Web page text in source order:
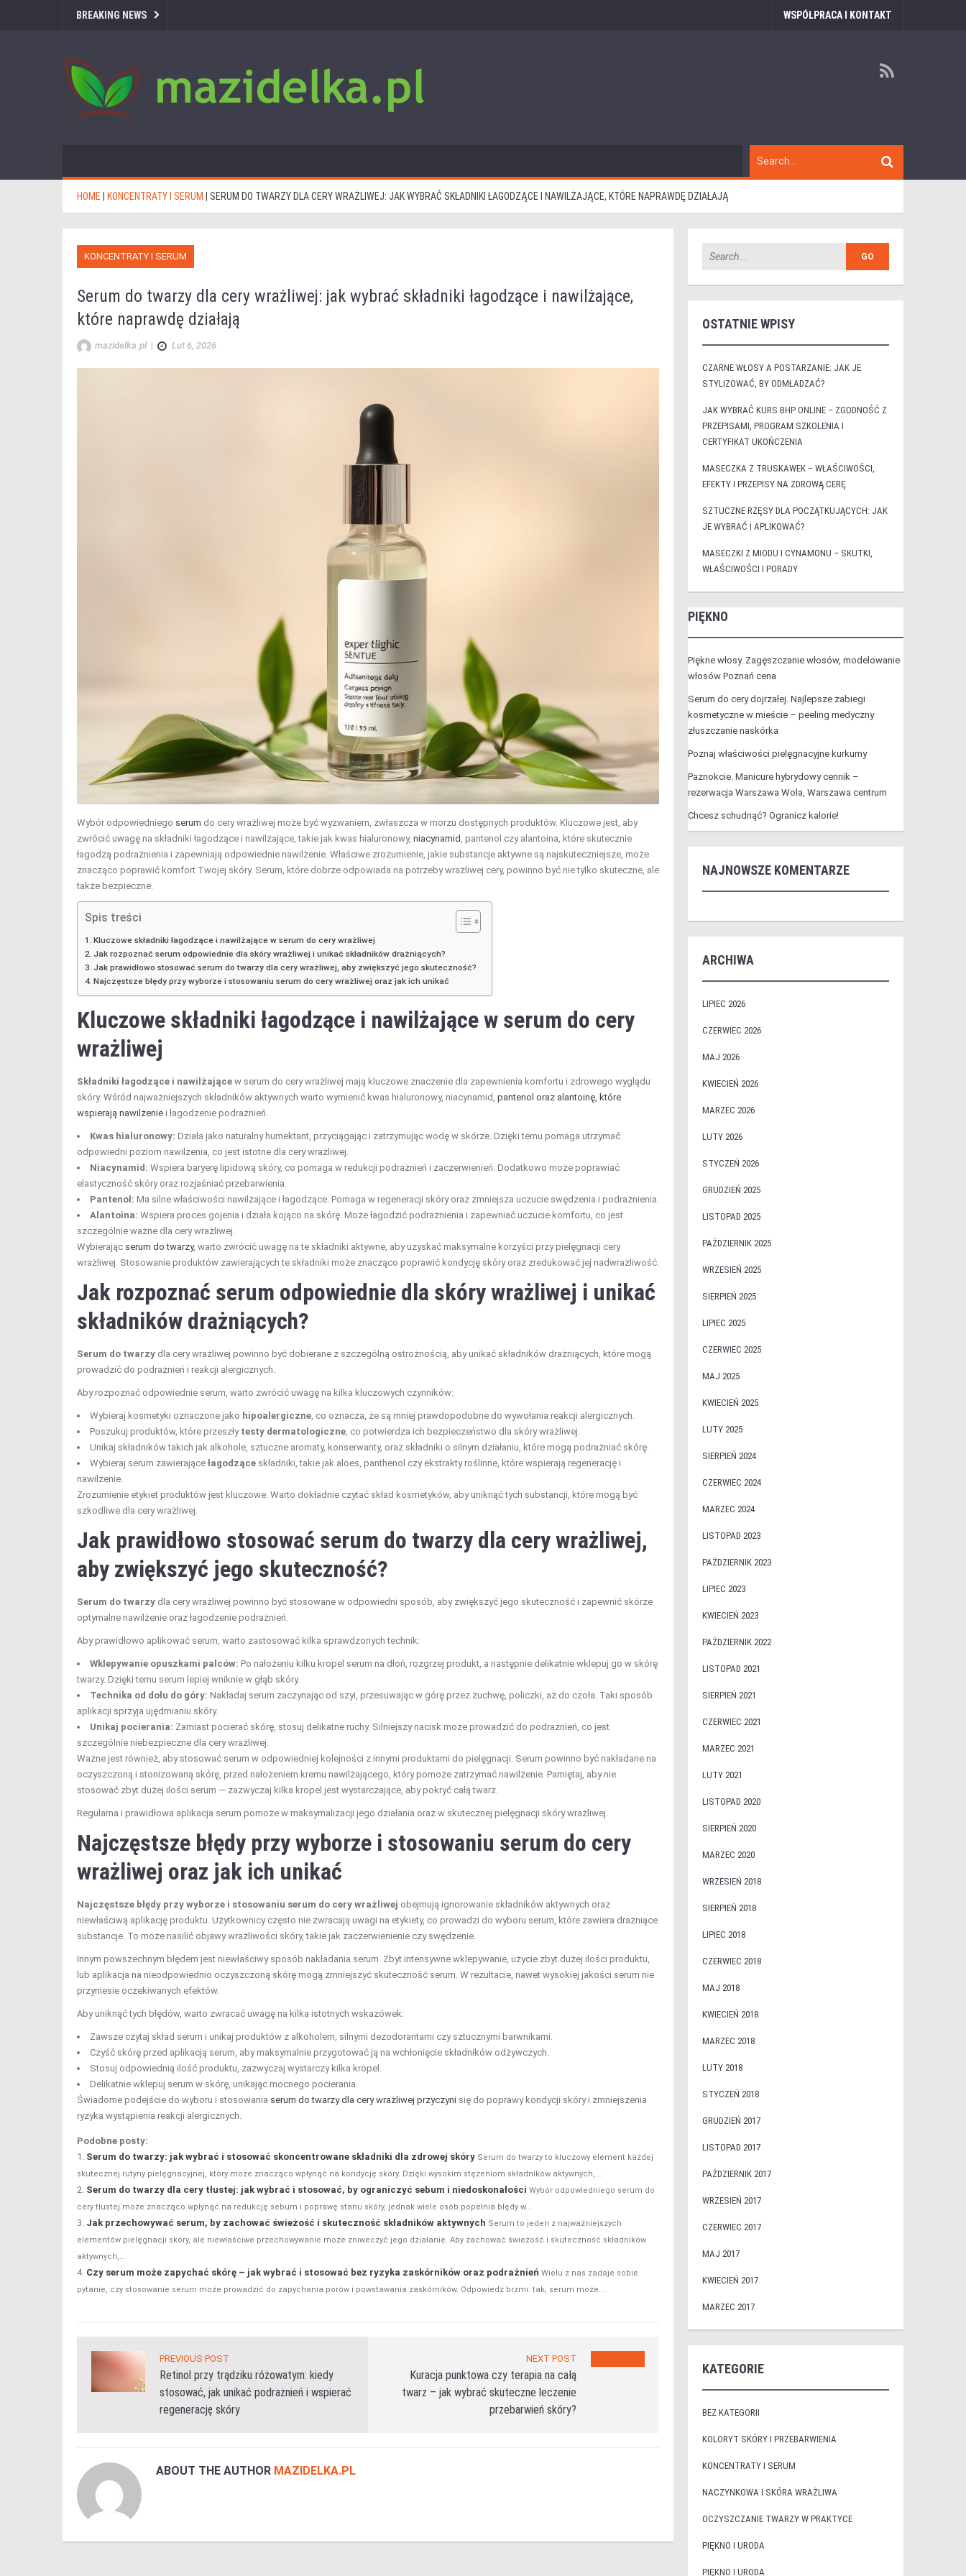
BREAKING NEWS WSPÓŁPRACA I KONTAKT
HOME KONCENTRATY I SERUM SERUM DO TWARZY DLA CERY WRAŻLIWEJ: JAK WYBRAĆ SKŁADNIKI ŁAGODZĄCE I NAWILŻAJĄCE, KTÓRE NAPRAWDĘ DZIAŁAJĄ
KONCENTRATY I SERUM
Serum do twarzy dla cery wrażliwej: jak wybrać składniki łagodzące i nawilżające,
które naprawdę działają
mazidelka.pl | Lut 6, 2026
Wybór odpowiedniego serum do cery wrażliwej może być wyzwaniem, zwłaszcza w morzu dostępnych produktów. Kluczowe jest, aby
zwrócić uwagę na składniki łagodzące i nawilżające, takie jak kwas hialuronowy, niacynamid, pantenol czy alantoina, które skutecznie
łagodzą podrażnienia i zapewniają odpowiednie nawilżenie. Właściwe zrozumienie, jakie substancje aktywne są najskuteczniejsze, może
znacząco poprawić komfort Twojej skóry. Serum, które dobrze odpowiada na potrzeby wrażliwej cery, powinno być nie tylko skuteczne, ale
także bezpieczne.
Spis treści
Kluczowe składniki łagodzące i nawilżające w serum do cery wrażliwej
Jak rozpoznać serum odpowiednie dla skóry wrażliwej i unikać składników drażniących?
Jak prawidłowo stosować serum do twarzy dla cery wrażliwej, aby zwiększyć jego skuteczność?
Najczęstsze błędy przy wyborze i stosowaniu serum do cery wrażliwej oraz jak ich unikać
Kluczowe składniki łagodzące i nawilżające w serum do cery
wrażliwej
Składniki łagodzące i nawilżające w serum do cery wrażliwej mają kluczowe znaczenie dla zapewnienia komfortu i zdrowego wyglądu
skóry. Wśród najważniejszych składników aktywnych warto wymienić kwas hialuronowy, niacynamid, pantenol oraz alantoinę, które
wspierają nawilżenie i łagodzenie podrażnień.
Kwas hialuronowy: Działa jako naturalny humektant, przyciągając i zatrzymując wodę w skórze. Dzięki temu pomaga utrzymać
odpowiedni poziom nawilżenia, co jest istotne dla cery wrażliwej.
Niacynamid: Wspiera baryerę lipidową skóry, co pomaga w redukcji podrażnień i zaczerwienień. Dodatkowo może poprawiać
elastyczność skóry oraz rozjaśniać przebarwienia.
Pantenol: Ma silne właściwości nawilżające i łagodzące. Pomaga w regeneracji skóry oraz zmniejsza uczucie swędzenia i podrażnienia.
Alantoina: Wspiera proces gojenia i działa kojąco na skórę. Może łagodzić podrażnienia i zapewniać uczucie komfortu, co jest
szczególnie ważne dla cery wrażliwej.
Wybierając serum do twarzy, warto zwrócić uwagę na te składniki aktywne, aby uzyskać maksymalne korzyści przy pielęgnacji cery
wrażliwej. Stosowanie produktów zawierających te składniki może znacząco poprawić kondycję skóry oraz zredukować jej nadwrażliwość.
Jak rozpoznać serum odpowiednie dla skóry wrażliwej i unikać
składników drażniących?
Serum do twarzy dla cery wrażliwej powinno być dobierane z szczególną ostrożnością, aby unikać składników drażniących, które mogą
prowadzić do podrażnień i reakcji alergicznych.
Aby rozpoznać odpowiednie serum, warto zwrócić uwagę na kilka kluczowych czynników:
Wybieraj kosmetyki oznaczone jako hipoalergiczne, co oznacza, że są mniej prawdopodobne do wywołania reakcji alergicznych.
Poszukuj produktów, które przeszły testy dermatologiczne, co potwierdza ich bezpieczeństwo dla skóry wrażliwej.
Unikaj składników takich jak alkohole, sztuczne aromaty, konserwanty, oraz składniki o silnym działaniu, które mogą podrażniać skórę.
Wybieraj serum zawierające łagodzące składniki, takie jak aloes, panthenol czy ekstrakty roślinne, które wspierają regenerację i
nawilżenie.
Zrozumienie etykiet produktów jest kluczowe. Warto dokładnie czytać skład kosmetyków, aby uniknąć tych substancji, które mogą być
szkodliwe dla cery wrażliwej.
Jak prawidłowo stosować serum do twarzy dla cery wrażliwej,
aby zwiększyć jego skuteczność?
Serum do twarzy dla cery wrażliwej powinno być stosowane w odpowiedni sposób, aby zwiększyć jego skuteczność i zapewnić skórze
optymalne nawilżenie oraz łagodzenie podrażnień.
Aby prawidłowo aplikować serum, warto zastosować kilka sprawdzonych technik:
Wklepywanie opuszkami palców: Po nałożeniu kilku kropel serum na dłoń, rozgrzej produkt, a następnie delikatnie wklepuj go w skórę
twarzy. Dzięki temu serum lepiej wniknie w głąb skóry.
Technika od dołu do góry: Nakładaj serum zaczynając od szyi, przesuwając w górę przez żuchwę, policzki, aż do czoła. Taki sposób
aplikacji sprzyja ujędrnianiu skóry.
Unikaj pocierania: Zamiast pocierać skórę, stosuj delikatne ruchy. Silniejszy nacisk może prowadzić do podrażnień, co jest
szczególnie niebezpieczne dla cery wrażliwej.
Ważne jest również, aby stosować serum w odpowiedniej kolejności z innymi produktami do pielęgnacji. Serum powinno być nakładane na
oczyszczoną i stonizowaną skórę, przed nałożeniem kremu nawilżającego, który pomoże zatrzymać nawilżenie. Pamiętaj, aby nie
stosować zbyt dużej ilości serum — zazwyczaj kilka kropel jest wystarczające, aby pokryć całą twarz.
Regularna i prawidłowa aplikacja serum pomoże w maksymalizacji jego działania oraz w skutecznej pielęgnacji skóry wrażliwej.
Najczęstsze błędy przy wyborze i stosowaniu serum do cery
wrażliwej oraz jak ich unikać
Najczęstsze błędy przy wyborze i stosowaniu serum do cery wrażliwej obejmują ignorowanie składników aktywnych oraz
niewłaściwą aplikację produktu. Użytkownicy często nie zwracają uwagi na etykiety, co prowadzi do wyboru serum, które zawiera drażniące
substancje. To może nasilić objawy wrażliwości skóry, takie jak zaczerwienienie czy swędzenie.
Innym powszechnym błędem jest niewłaściwy sposób nakładania serum. Zbyt intensywne wklepywanie, użycie zbyt dużej ilości produktu,
lub aplikacja na nieodpowiednio oczyszczoną skórę mogą zmniejszyć skuteczność serum. W rezultacie, nawet wysokiej jakości serum nie
przyniesie oczekiwanych efektów.
Aby uniknąć tych błędów, warto zwracać uwagę na kilka istotnych wskazówek:
Zawsze czytaj skład serum i unikaj produktów z alkoholem, silnymi dezodorantami czy sztucznymi barwnikami.
Czyść skórę przed aplikacją serum, aby maksymalnie przygotować ją na wchłonięcie składników odżywczych.
Stosuj odpowiednią ilość produktu, zazwyczaj wystarczy kilka kropel.
Delikatnie wklepuj serum w skórę, unikając mocnego pocierania.
Świadome podejście do wyboru i stosowania serum do twarzy dla cery wrażliwej przyczyni się do poprawy kondycji skóry i zmniejszenia
ryzyka wystąpienia reakcji alergicznych.
Podobne posty:
Serum do twarzy: jak wybrać i stosować skoncentrowane składniki dla zdrowej skóry Serum do twarzy to kluczowy element każdej
skutecznej rutyny pielęgnacyjnej, który może znacząco wpłynąć na kondycję skóry. Dzięki wysokim stężeniom składników aktywnych,...
Serum do twarzy dla cery tłustej: jak wybrać i stosować, by ograniczyć sebum i niedoskonałości Wybór odpowiedniego serum do
cery tłustej może znacząco wpłynąć na redukcję sebum i poprawę stanu skóry, jednak wiele osób popełnia błędy w...
Jak przechowywać serum, by zachować świeżość i skuteczność składników aktywnych Serum to jeden z najważniejszych
elementów pielęgnacji skóry, ale niewłaściwe przechowywanie może zniweczyć jego działanie. Aby zachować świeżość i skuteczność składników
aktywnych,...
Czy serum może zapychać skórę – jak wybrać i stosować bez ryzyka zaskórników oraz podrażnień Wielu z nas zadaje sobie
pytanie, czy stosowanie serum może prowadzić do zapychania porów i powstawania zaskórników. Odpowiedź brzmi: tak, serum może...
PREVIOUS POST
Retinol przy trądziku różowatym: kiedy
stosować, jak unikać podrażnień i wspierać
regenerację skóry
NEXT POST
Kuracja punktowa czy terapia na całą
twarz – jak wybrać skuteczne leczenie
przebarwień skóry?
ABOUT THE AUTHOR MAZIDELKA.PL
OSTATNIE WPISY
CZARNE WŁOSY A POSTARZANIE: JAK JE
STYLIZOWAĆ, BY ODMŁADZAĆ?
JAK WYBRAĆ KURS BHP ONLINE – ZGODNOŚĆ Z
PRZEPISAMI, PROGRAM SZKOLENIA I
CERTYFIKAT UKOŃCZENIA
MASECZKA Z TRUSKAWEK – WŁAŚCIWOŚCI,
EFEKTY I PRZEPISY NA ZDROWĄ CERĘ
SZTUCZNE RZĘSY DLA POCZĄTKUJĄCYCH: JAK
JE WYBRAĆ I APLIKOWAĆ?
MASECZKI Z MIODU I CYNAMONU – SKUTKI,
WŁAŚCIWOŚCI I PORADY
PIĘKNO
Piękne włosy. Zagęszczanie włosów, modelowanie
włosów Poznań cena
Serum do cery dojrzałej. Najlepsze zabiegi
kosmetyczne w mieście – peeling medyczny
złuszczanie naskórka
Poznaj właściwości pielęgnacyjne kurkumy
Paznokcie. Manicure hybrydowy cennik –
rezerwacja Warszawa Wola, Warszawa centrum
Chcesz schudnąć? Ogranicz kalorie!
NAJNOWSZE KOMENTARZE
ARCHIWA
LIPIEC 2026
CZERWIEC 2026
MAJ 2026
KWIECIEŃ 2026
MARZEC 2026
LUTY 2026
STYCZEŃ 2026
GRUDZIEŃ 2025
LISTOPAD 2025
PAŹDZIERNIK 2025
WRZESIEŃ 2025
SIERPIEŃ 2025
LIPIEC 2025
CZERWIEC 2025
MAJ 2025
KWIECIEŃ 2025
LUTY 2025
SIERPIEŃ 2024
CZERWIEC 2024
MARZEC 2024
LISTOPAD 2023
PAŹDZIERNIK 2023
LIPIEC 2023
KWIECIEŃ 2023
PAŹDZIERNIK 2022
LISTOPAD 2021
SIERPIEŃ 2021
CZERWIEC 2021
MARZEC 2021
LUTY 2021
LISTOPAD 2020
SIERPIEŃ 2020
MARZEC 2020
WRZESIEŃ 2018
SIERPIEŃ 2018
LIPIEC 2018
CZERWIEC 2018
MAJ 2018
KWIECIEŃ 2018
MARZEC 2018
LUTY 2018
STYCZEŃ 2018
GRUDZIEŃ 2017
LISTOPAD 2017
PAŹDZIERNIK 2017
WRZESIEŃ 2017
CZERWIEC 2017
MAJ 2017
KWIECIEŃ 2017
MARZEC 2017
KATEGORIE
BEZ KATEGORII
KOLORYT SKÓRY I PRZEBARWIENIA
KONCENTRATY I SERUM
NACZYNKOWA I SKÓRA WRAŻLIWA
OCZYSZCZANIE TWARZY W PRAKTYCE
PIĘKNO I URODA
PIĘKNO I URODA